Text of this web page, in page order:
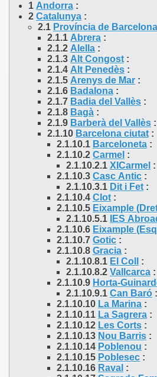
1 Andorra :
2 Catalunya :
2.1 Província de Barcelona
2.1.1 Abrera :
2.1.2 Alella :
2.1.3 Alt Congost :
2.1.4 Alt Penedès :
2.1.5 Arenys de Mar :
2.1.6 Badalona :
2.1.7 Badia del Vallès :
2.1.8 Bagà :
2.1.9 Barberà del Vallès :
2.1.10 Barcelona ciutat :
2.1.10.1 Barceloneta :
2.1.10.2 Carmel :
2.1.10.2.1 XICarmel :
2.1.10.3 Casc Antic :
2.1.10.3.1 Dit i Fet :
2.1.10.4 Clot :
2.1.10.5 Eixample
2.1.10.5.1
IES
2.1.10.6 Eixample
2.1.10.7 Gotic :
2.1.10.8 Gracia :
2.1.10.8.1 El Coll
:
2.1.10.8.2 Vallcarca :
2.1.10.9 Horta-
2.1.10.9.1 Can Baró :
2.1.10.10 La Marina :
2.1.10.11 La Sagrera :
2.1.10.12 Les Corts :
2.1.10.13 Nou Barris :
2.1.10.14 Poblenou :
2.1.10.15 Poblesec :
2.1.10.16 Raval :